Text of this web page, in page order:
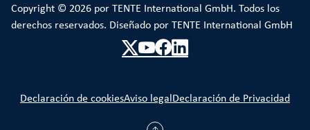
Copyright © 2026 por TENTE International GmbH. Todos los
derechos reservados. Diseñado por TENTE International GmbH
Declaración de cookiesAviso legalDeclaración de Privacidad